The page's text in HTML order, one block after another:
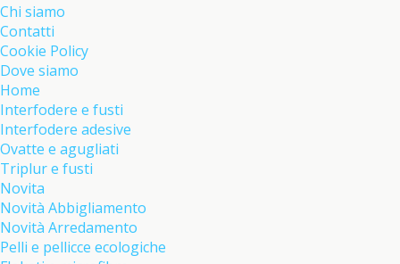
Chi siamo
Contatti
Cookie Policy
Dove siamo
Home
Interfodere e fusti
Interfodere adesive
Ovatte e agugliati
Triplur e fusti
Novita
Novità Abbigliamento
Novità Arredamento
Pelli e pellicce ecologiche